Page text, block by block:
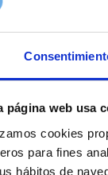
página web usa
cookies
para fines
hábitos de